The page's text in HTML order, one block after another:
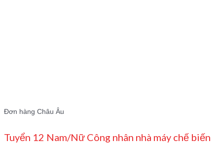
Đơn hàng Châu Âu
Tuyển 12 Nam/Nữ Công nhân nhà máy chế biến